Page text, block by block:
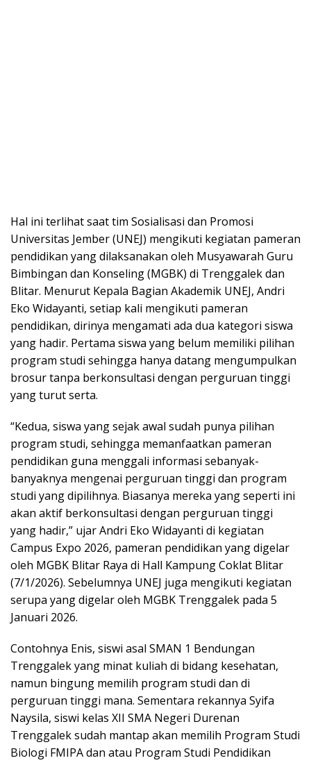
Hal ini terlihat saat tim Sosialisasi dan Promosi
Universitas Jember (UNEJ) mengikuti kegiatan pameran
pendidikan yang dilaksanakan oleh Musyawarah Guru
Bimbingan dan Konseling (MGBK) di Trenggalek dan
Blitar. Menurut Kepala Bagian Akademik UNEJ, Andri
Eko Widayanti, setiap kali mengikuti pameran
pendidikan, dirinya mengamati ada dua kategori siswa
yang hadir. Pertama siswa yang belum memiliki pilihan
program studi sehingga hanya datang mengumpulkan
brosur tanpa berkonsultasi dengan perguruan tinggi
yang turut serta.
“Kedua, siswa yang sejak awal sudah punya pilihan
program studi, sehingga memanfaatkan pameran
pendidikan guna menggali informasi sebanyak-
banyaknya mengenai perguruan tinggi dan program
studi yang dipilihnya. Biasanya mereka yang seperti ini
akan aktif berkonsultasi dengan perguruan tinggi
yang hadir,” ujar Andri Eko Widayanti di kegiatan
Campus Expo 2026, pameran pendidikan yang digelar
oleh MGBK Blitar Raya di Hall Kampung Coklat Blitar
(7/1/2026). Sebelumnya UNEJ juga mengikuti kegiatan
serupa yang digelar oleh MGBK Trenggalek pada 5
Januari 2026.
Contohnya Enis, siswi asal SMAN 1 Bendungan
Trenggalek yang minat kuliah di bidang kesehatan,
namun bingung memilih program studi dan di
perguruan tinggi mana. Sementara rekannya Syifa
Naysila, siswi kelas XII SMA Negeri Durenan
Trenggalek sudah mantap akan memilih Program Studi
Biologi FMIPA dan atau Program Studi Pendidikan